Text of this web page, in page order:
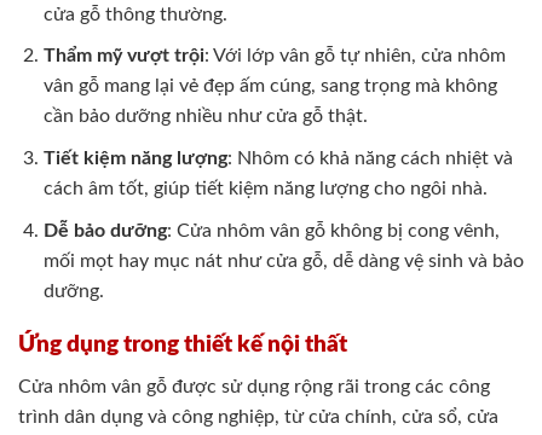
cửa gỗ thông thường.
Thẩm mỹ vượt trội: Với lớp vân gỗ tự nhiên, cửa nhôm
vân gỗ mang lại vẻ đẹp ấm cúng, sang trọng mà không
cần bảo dưỡng nhiều như cửa gỗ thật.
Tiết kiệm năng lượng: Nhôm có khả năng cách nhiệt và
cách âm tốt, giúp tiết kiệm năng lượng cho ngôi nhà.
Dễ bảo dưỡng: Cửa nhôm vân gỗ không bị cong vênh,
mối mọt hay mục nát như cửa gỗ, dễ dàng vệ sinh và bảo
dưỡng.
Ứng dụng trong thiết kế nội thất
Cửa nhôm vân gỗ được sử dụng rộng rãi trong các công
trình dân dụng và công nghiệp, từ cửa chính, cửa sổ, cửa